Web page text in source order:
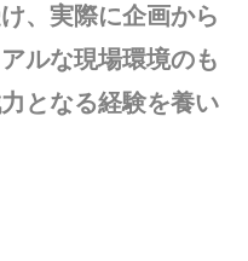
、実際に企画から
ルな現場環境のも
となる経験を養い